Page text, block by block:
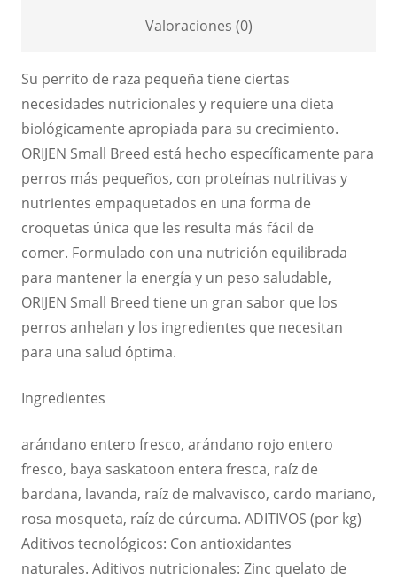
Valoraciones (0)
Su perrito de raza pequeña tiene ciertas
necesidades nutricionales y requiere una dieta
biológicamente apropiada para su crecimiento.
ORIJEN Small Breed está hecho específicamente para
perros más pequeños, con proteínas nutritivas y
nutrientes empaquetados en una forma de
croquetas única que les resulta más fácil de
comer. Formulado con una nutrición equilibrada
para mantener la energía y un peso saludable,
ORIJEN Small Breed tiene un gran sabor que los
perros anhelan y los ingredientes que necesitan
para una salud óptima.
Ingredientes
arándano entero fresco, arándano rojo entero
fresco, baya saskatoon entera fresca, raíz de
bardana, lavanda, raíz de malvavisco, cardo mariano,
rosa mosqueta, raíz de cúrcuma. ADITIVOS (por kg)
Aditivos tecnológicos: Con antioxidantes
naturales. Aditivos nutricionales: Zinc quelato de